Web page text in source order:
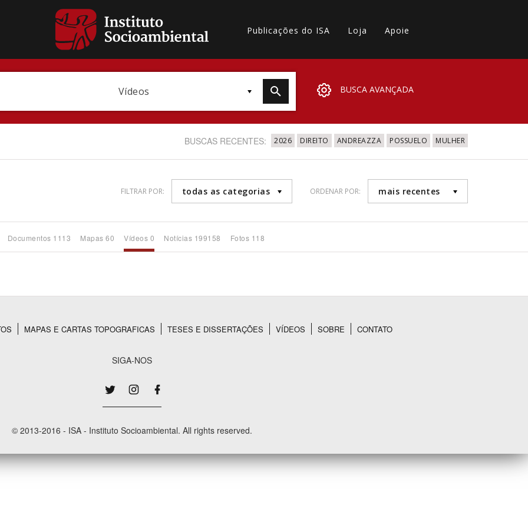
Publicações do ISA Loja Apoie
Vídeos BUSCA AVANÇADA
Área Protegida
BUSCAS RECENTES: 2026 DIREITO ANDREAZZA POSSUELO MULHER
FILTRAR POR: todas as categorias ORDENAR POR: mais recentes
Documentos 1113 Mapas 60 Vídeos 0 Notícias 199158 Fotos 118
MAPAS E CARTAS TOPOGRAFICAS TESES E DISSERTAÇÕES VÍDEOS SOBRE CONTATO
SIGA-NOS
© 2013-2016 - ISA - Instituto Socioambiental. All rights reserved.